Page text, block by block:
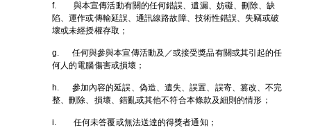
f. 與本宣傳活動有關的任何錯誤、遺漏、妨礙、刪除、缺
陷、運作或傳輸延誤、通訊線路故障、技術性錯誤、失竊或破
壞或未經授權存取；
g. 任何與參與本宣傳活動及／或接受獎品有關或其引起的任
何人的電腦傷害或損壞；
h. 參加內容的延誤、偽造、遺失、誤置、誤寄、篡改、不完
整、刪除、損壞、錯亂或其他不符合本條款及細則的情形；
i. 任何未答覆或無法送達的得獎者通知；